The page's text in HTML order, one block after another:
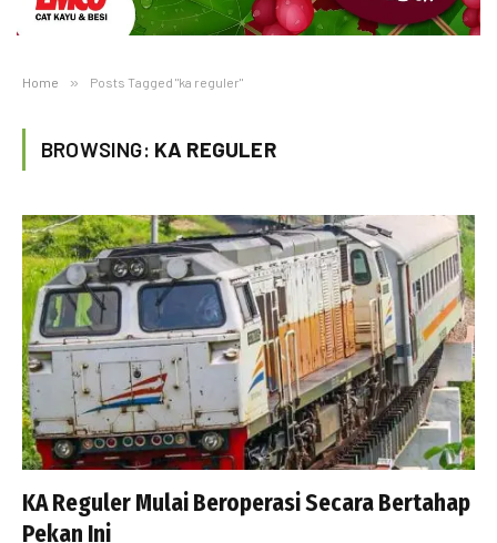
Home » Posts Tagged "ka reguler"
BROWSING: KA REGULER
KA Reguler Mulai Beroperasi Secara Bertahap
Pekan Ini